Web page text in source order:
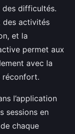
difficultés.
des activités
et la
permet aux
avec la
réconfort.
l’application
sessions en
chaque